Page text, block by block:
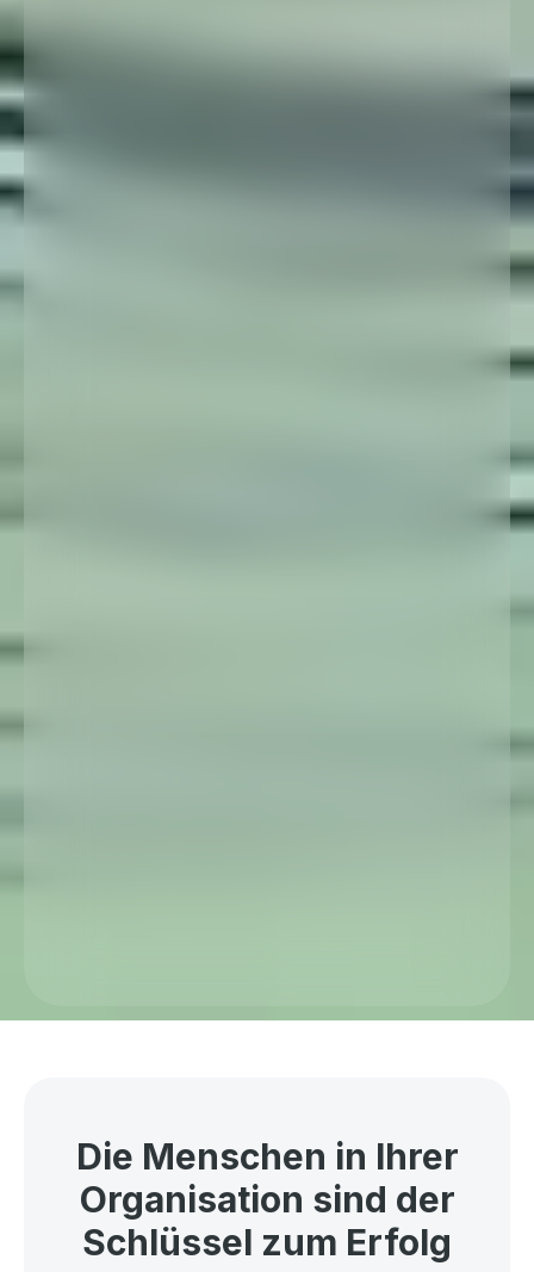
Die Menschen in Ihrer
Organisation sind der
Schlüssel zum Erfolg